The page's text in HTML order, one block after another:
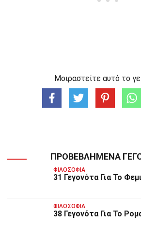
Μοιραστείτε αυτό το
ΠΡΟΒΕΒΛΗΜΈΝΑ
ΦΙΛΟΣΟΦΊΑ
31 Γεγονότα Για Το
ΦΙΛΟΣΟΦΊΑ
38 Γεγονότα Για Το